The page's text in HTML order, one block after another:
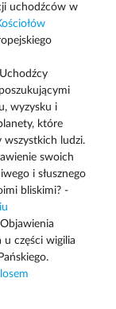
uchodźców w
wyzysku i
które
wszystkich ludzi.
swoich
i słusznego
bliskimi? -
u części wigilia